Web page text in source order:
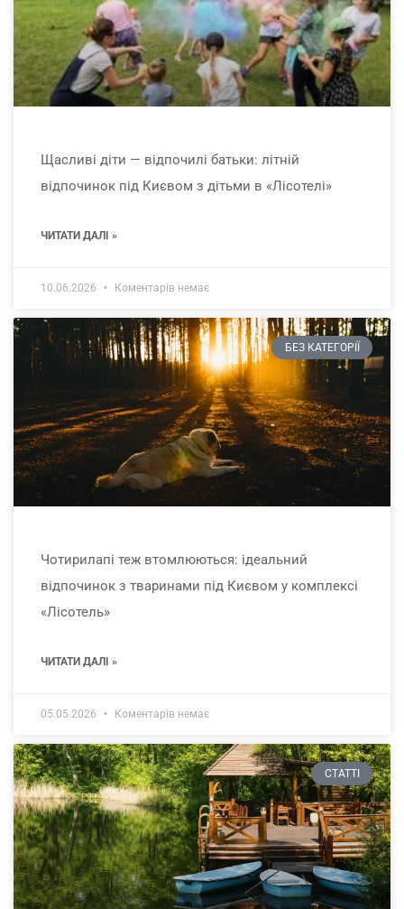
Щасливі діти — відпочилі батьки: літній
відпочинок під Києвом з дітьми в «Лісотелі»
ЧИТАТИ ДАЛІ »
10.06.2026 Коментарів немає
БЕЗ КАТЕГОРІЇ
Чотирилапі теж втомлюються: ідеальний
відпочинок з тваринами під Києвом у комплексі
«Лісотель»
ЧИТАТИ ДАЛІ »
05.05.2026 Коментарів немає
СТАТТІ